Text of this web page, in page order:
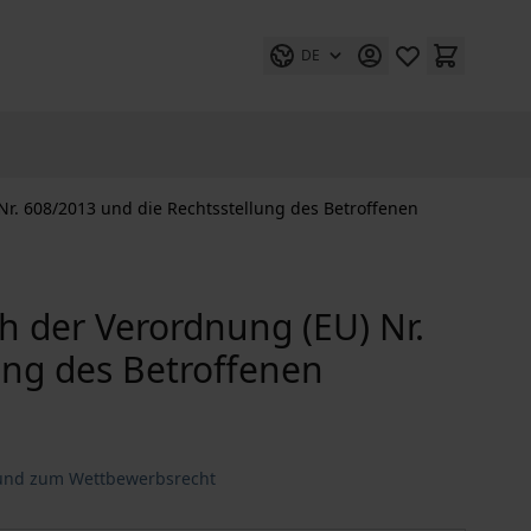
DE
608/2013 und die Rechtsstellung des Betroffenen
der Verordnung (EU) Nr.
des Betroffenen
zum Wettbewerbsrecht